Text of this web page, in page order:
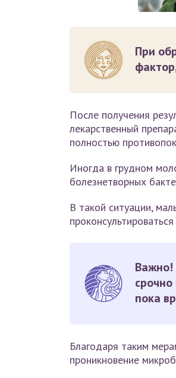
При
После получения
лекарственный
полностью
Иногда в грудном
болезнетворных
В такой ситуации,
Важно!
пока
Благодаря таким
проникновение